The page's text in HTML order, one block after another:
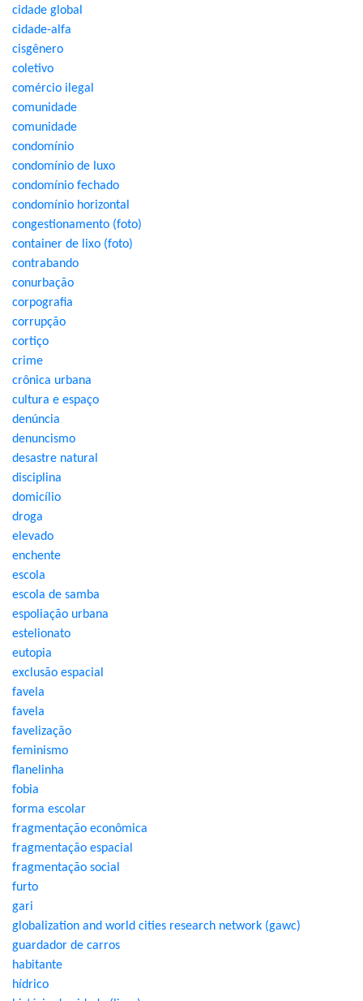
cidade global
cidade-alfa
cisgênero
coletivo
comércio ilegal
comunidade
comunidade
condomínio
condomínio de luxo
condomínio fechado
condomínio horizontal
congestionamento (foto)
container de lixo (foto)
contrabando
conurbação
corpografia
corrupção
cortiço
crime
crônica urbana
cultura e espaço
denúncia
denuncismo
desastre natural
disciplina
domicílio
droga
elevado
enchente
escola
escola de samba
espoliação urbana
estelionato
eutopia
exclusão espacial
favela
favela
favelização
feminismo
flanelinha
fobia
forma escolar
fragmentação econômica
fragmentação espacial
fragmentação social
furto
gari
globalization and world cities research network (gawc)
guardador de carros
habitante
hídrico